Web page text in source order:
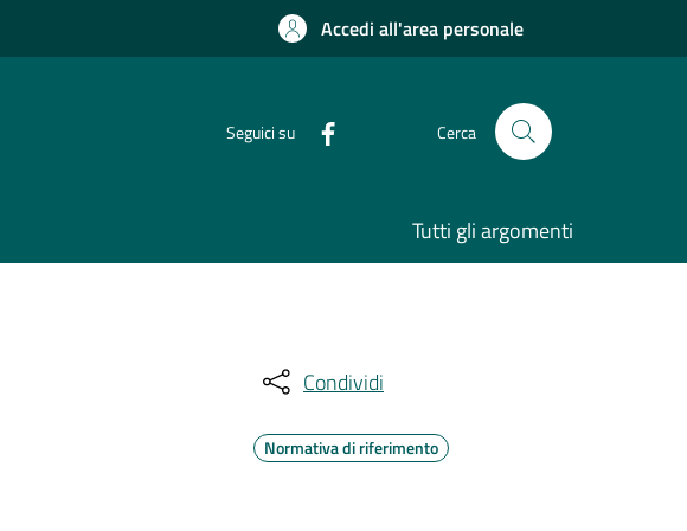
Accedi all'area personale
Seguici su Cerca
Tutti gli argomenti
Condividi
Normativa di riferimento